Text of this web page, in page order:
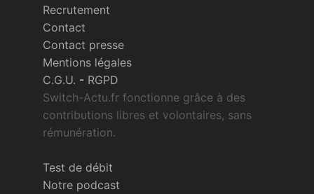
Recrutement
Contact
Contact presse
Mentions légales
C.G.U. - RGPD
Switch-Actu.fr fonctionne grâce à des
contributions libres et volontaires, sans
rémunération.
Test de débit
Notre podcast